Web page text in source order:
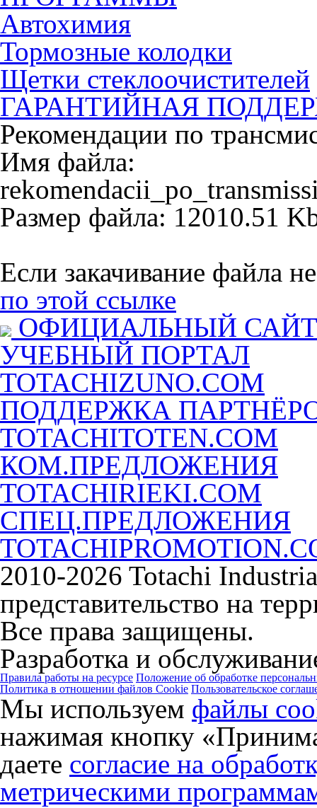
Автохимия
Тормозные колодки
Щетки стеклоочистителей
ГАРАНТИЙНАЯ
Рекомендации по
Имя файла:
Размер файла: 12010.51
Если закачивание файла
по этой ссылке
ОФИЦИАЛЬНЫЙ
УЧЕБНЫЙ ПОРТАЛ
TOTACHIZUNO.COM
ПОДДЕРЖКА
TOTACHITOTEN.COM
КОМ.ПРЕДЛОЖЕНИЯ
TOTACHIRIEKI.COM
СПЕЦ.ПРЕДЛОЖЕНИЯ
2010-2026 Totachi
представительство на
Все права защищены.
Разработка и
Правила работы на ресурсе Положение об обработке
Политика в отношении файлов Cookie Пользовательское
Мы используем файлы
нажимая кнопку
даете согласие на
метрическими